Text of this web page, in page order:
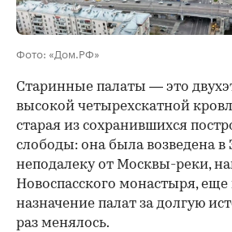
Фото: «Дом.РФ»
Старинные палаты — это
высокой четырехскатной
старая из сохранившихся
слободы: она была возведена в
неподалеку от Москвы-реки,
Новоспасского монастыря, еще
назначение палат за долгую
раз менялось.